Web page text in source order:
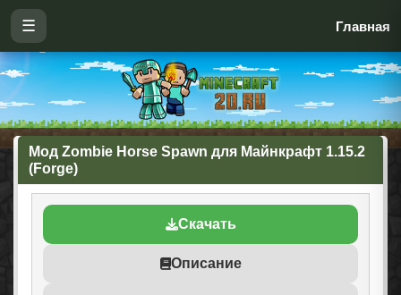
☰ Главная
Мод Zombie Horse Spawn для Майнкрафт 1.15.2
(Forge)
Скачать
Описание